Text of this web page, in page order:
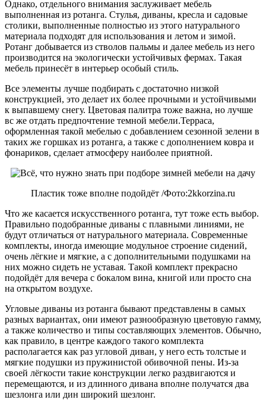
Однако, отдельного внимания заслуживает мебель
выполненная из ротанга. Стулья, диваны, кресла и садовые
столики, выполненные полностью из этого натурального
материала подходят для использования и летом и зимой.
Ротанг добывается из стволов пальмы и далее мебель из него
производится на экологически устойчивых фермах. Такая
мебель принесёт в интерьер особый стиль.
Все элементы лучше подбирать с достаточно низкой
конструкцией, это делает их более прочными и устойчивыми
к выпавшему снегу. Цветовая палитра тоже важна, но лучше
вс же отдать предпочтение темной мебели.Терраса,
оформленная такой мебелью с добавлением сезонной зелени в
таких же горшках из ротанга, а также с дополнением ковра и
фонариков, сделает атмосферу наиболее приятной.
Пластик тоже вполне подойдёт /Фото:2kkorzina.ru
Что же касается искусственного ротанга, тут тоже есть выбор.
Правильно подобранные диваны с плавными линиями, не
будут отличаться от натурального материала. Современные
комплекты, иногда имеющие модульное строение сидений,
очень лёгкие и мягкие, а с дополнительными подушками на
них можно сидеть не уставая. Такой комплект прекрасно
подойдёт для вечера с бокалом вина, книгой или просто сна
на открытом воздухе.
Угловые диваны из ротанга бывают представлены в самых
разных вариантах, они имеют разнообразную цветовую гамму,
а также количество и типы составляющих элементов. Обычно,
как правило, в центре каждого такого комплекта
располагается как раз угловой диван, у него есть толстые и
мягкие подушки из пружинистой обивочной пены. Из-за
своей лёгкости такие конструкции легко раздвигаются и
перемещаются, и из длинного дивана вполне получатся два
шезлонга или дин широкий шезлонг.